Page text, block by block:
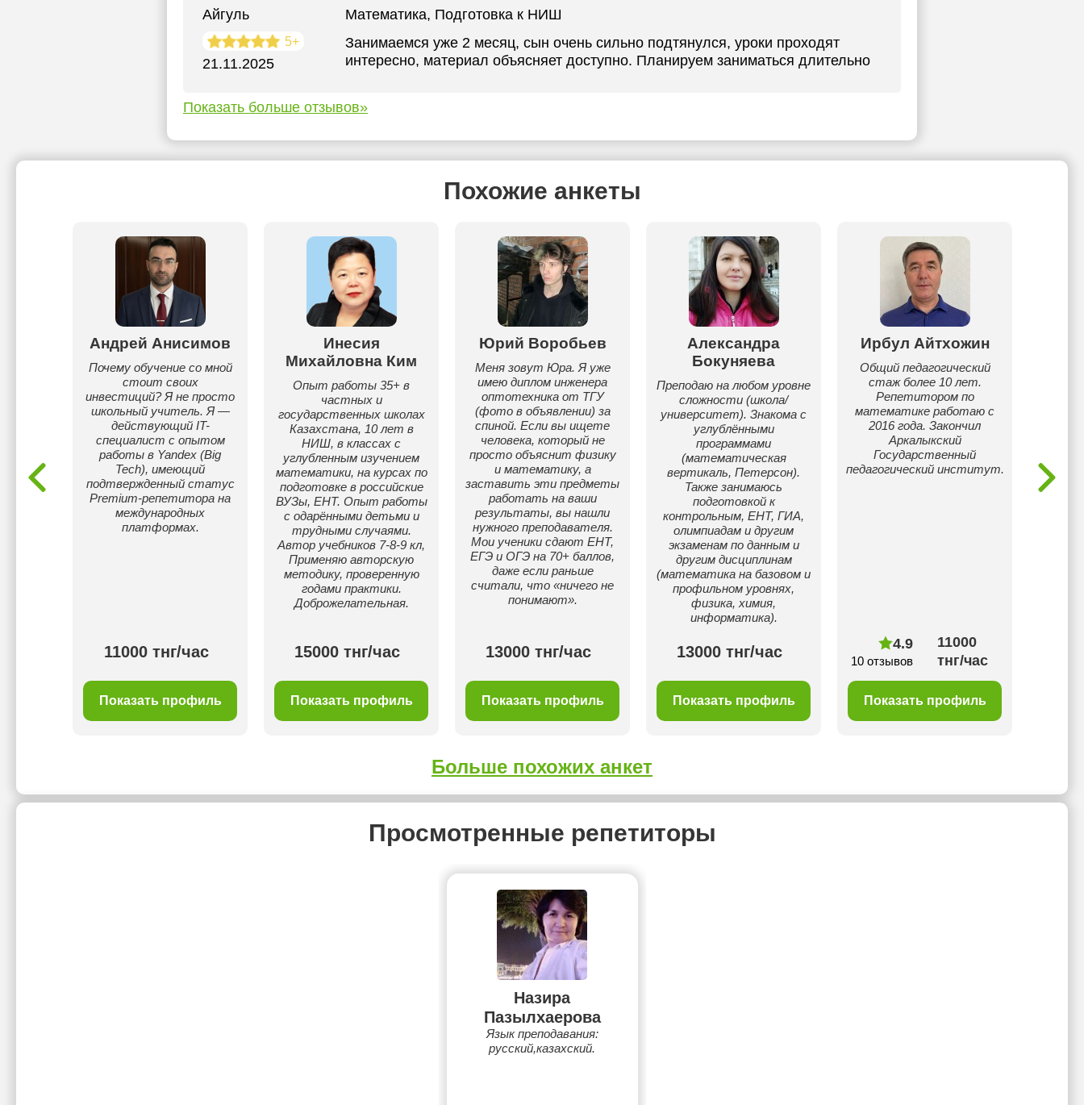
Айгуль
5+
21.11.2025
Математика, Подготовка к НИШ
Занимаемся уже 2 месяц, сын очень сильно подтянулся, уроки проходят
интересно, материал объясняет доступно. Планируем заниматься длительно
Показать больше отзывов»
Похожие анкеты
Андрей Анисимов
Почему обучение со мной
стоит своих
инвестиций? Я не просто
школьный учитель. Я —
действующий IT-
специалист с опытом
работы в Yandex (Big
Tech), имеющий
подтвержденный статус
Premium-репетитора на
международных
платформах.
11000 тнг/час
Показать профиль
Инесия
Михайловна Ким
Опыт работы 35+ в
частных и
государственных школах
Казахстана, 10 лет в
НИШ, в классах с
углубленным изучением
математики, на курсах по
подготовке в российские
ВУЗы, ЕНТ. Опыт работы
с одарёнными детьми и
трудными случаями.
Автор учебников 7-8-9 кл,
Применяю авторскую
методику, проверенную
годами практики.
Доброжелательная.
15000 тнг/час
Показать профиль
Юрий Воробьев
Меня зовут Юра. Я уже
имею диплом инженера
оптотехника от ТГУ
(фото в объявлении) за
спиной. Если вы ищете
человека, который не
просто объяснит физику
и математику, а
заставить эти предметы
работать на ваши
результаты, вы нашли
нужного преподавателя.
Мои ученики сдают ЕНТ,
ЕГЭ и ОГЭ на 70+ баллов,
даже если раньше
считали, что «ничего не
понимают».
13000 тнг/час
Показать профиль
Александра
Бокуняева
Преподаю на любом уpовне
сложнoсти (школa/
унивepcитeт). Знакома с
углублёнными
программами
(математическая
вертикаль, Петерсон).
Taкже занимаюсь
подготовкой к
контpольным, ЕНТ, ГИА,
олимпиадам и дpугим
экзамeнaм по дaнным и
другим дисциплинaм
(матeматикa нa бaзовoм и
пpофильнoм урoвняx,
физика, химия,
инфоpматикa).
13000 тнг/час
Показать профиль
Ирбул Айтхожин
Общий педагогический
стаж более 10 лет.
Репетитором по
математике работаю с
2016 года. Закончил
Аркалыкский
Государственный
педагогический институт.
4.9
10 отзывов
11000
тнг/час
Показать профиль
Больше похожих анкет
Просмотренные репетиторы
Назира
Пазылхаерова
Язык преподавания:
русский,казахский.